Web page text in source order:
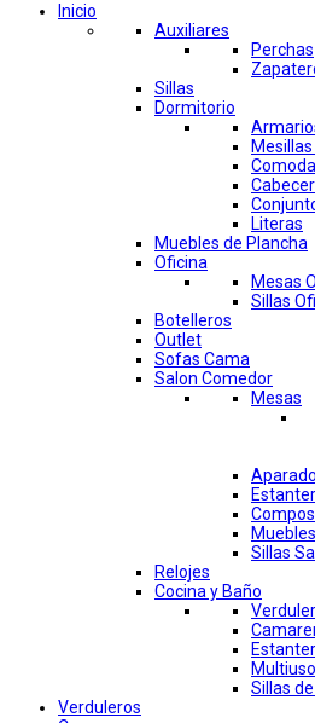
Inicio
Auxiliares
Perchas
Sillas
Dormitorio
Literas
Muebles de Plancha
Oficina
Mesas
Sillas
Botelleros
Outlet
Sofas Cama
Salon Comedor
Mesas
Sillas
Relojes
Cocina y Baño
Sillas
Verduleros